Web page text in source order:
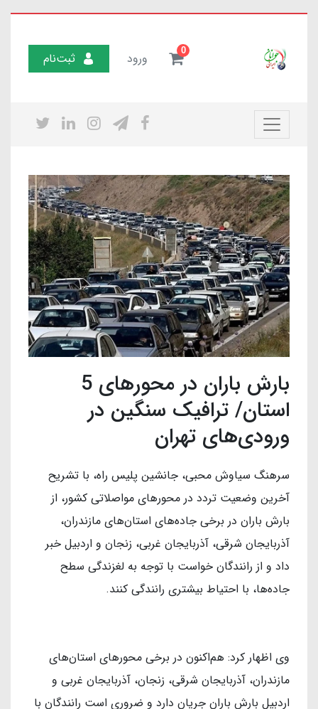
0 ورود ثبت‌نام
بارش باران در محورهای 5
استان/ ترافیک سنگین در
ورودی‌های تهران
سرهنگ سیاوش محبی، جانشین پلیس راه، با تشریح
آخرین وضعیت تردد در محورهای مواصلاتی کشور، از
بارش باران در برخی جاده‌های استان‌های مازندران،
آذربایجان شرقی، آذربایجان غربی، زنجان و اردبیل خبر
داد و از رانندگان خواست با توجه به لغزندگی سطح
جاده‌ها، با احتیاط بیشتری رانندگی کنند.
وی اظهار کرد: هم‌اکنون در برخی محورهای استان‌های
مازندران، آذربایجان شرقی، زنجان، آذربایجان غربی و
اردبیل بارش باران جریان دارد و ضروری است رانندگان با